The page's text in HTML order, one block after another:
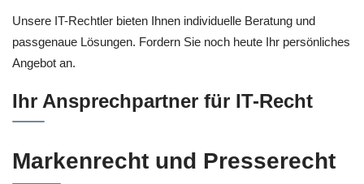
Unsere IT-Rechtler bieten Ihnen individuelle Beratung und
passgenaue Lösungen. Fordern Sie noch heute Ihr persönliches
Angebot an.
Ihr Ansprechpartner für IT-Recht
Markenrecht und Presserecht